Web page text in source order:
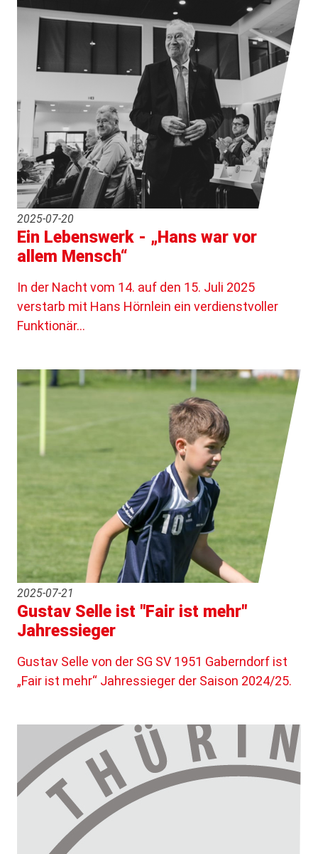
2025-07-20
Ein Lebenswerk - „Hans war vor
allem Mensch“
In der Nacht vom 14. auf den 15. Juli 2025
verstarb mit Hans Hörnlein ein verdienstvoller
Funktionär…
2025-07-21
Gustav Selle ist "Fair ist mehr"
Jahressieger
Gustav Selle von der SG SV 1951 Gaberndorf ist
„Fair ist mehr“ Jahressieger der Saison 2024/25.